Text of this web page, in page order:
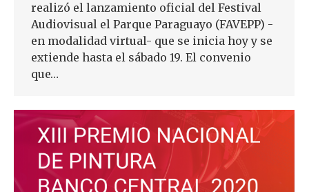
realizó el lanzamiento oficial del Festival
Audiovisual el Parque Paraguayo (FAVEPP) -
en modalidad virtual- que se inicia hoy y se
extiende hasta el sábado 19. El convenio
que…